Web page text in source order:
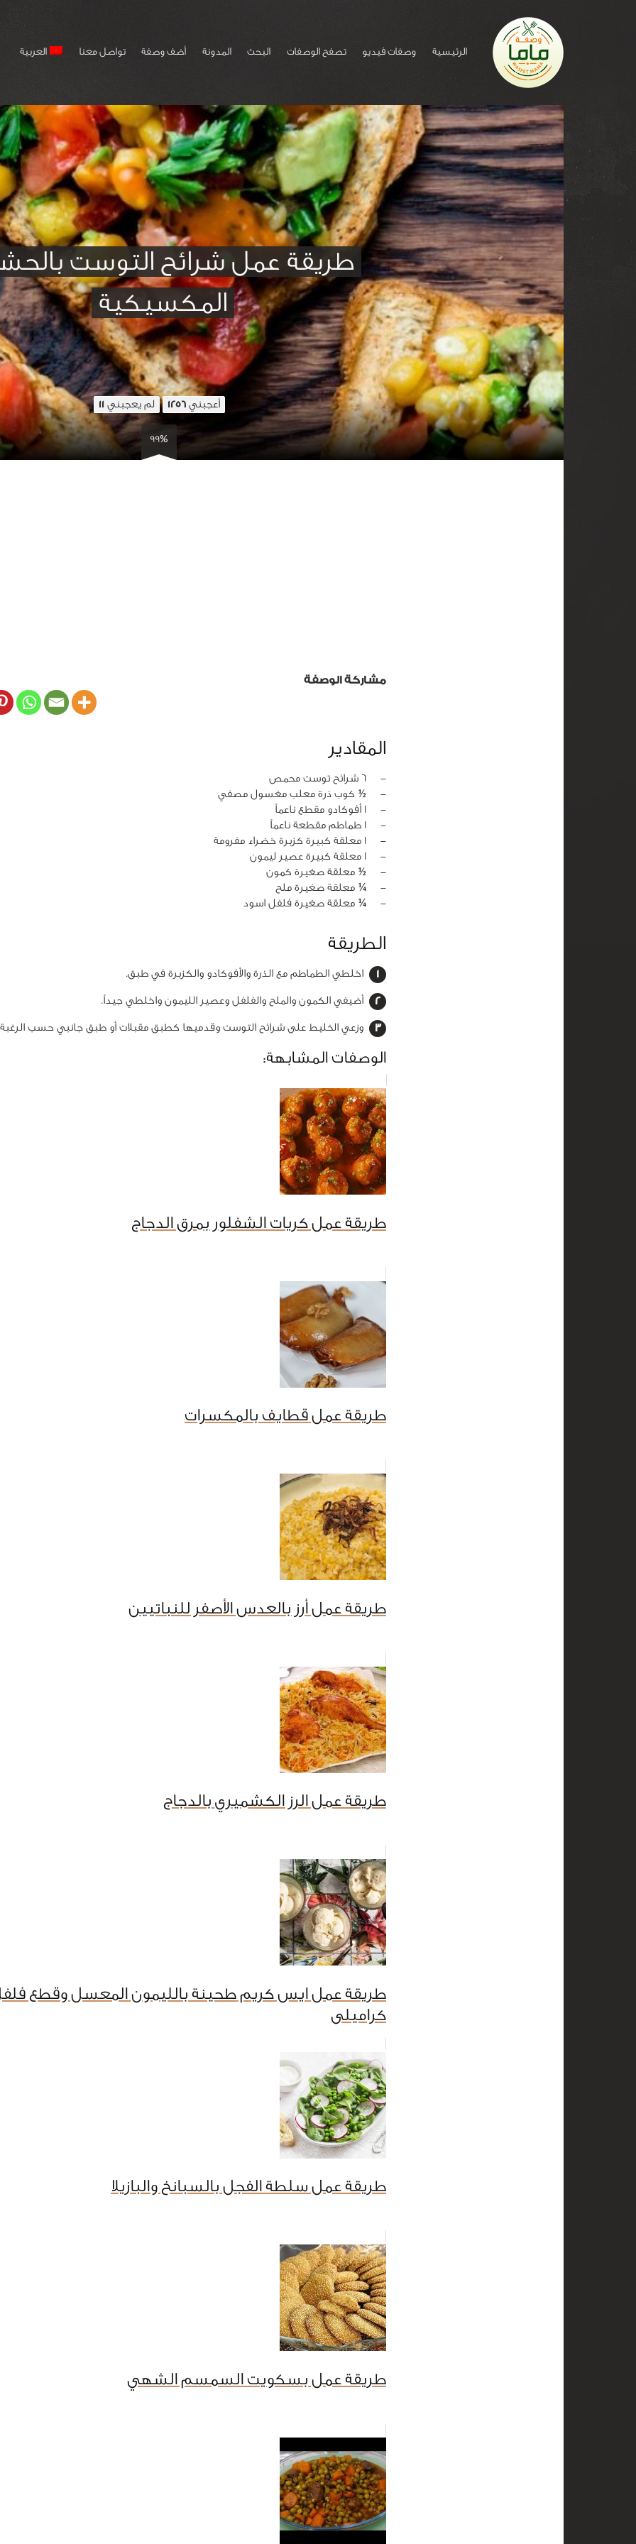
الرئيسية وصفات فيديو تصفح الوصفات البحث المدونة أضف وصفة تواصل معنا العربية
طريقة عمل شرائح التوست
المكسيكية
أعجبني1256 لم يعجبني 11
99%
مشاركة الوصفة
المقادير
‏-
6 شرائح توست محمص
‏-
½ كوب ذرة معلب مغسول مصفي
‏-
1 أفوكادو مقطع ناعماً
‏-
1 طماطم مقطعة ناعماً
‏-
1 معلقة كبيرة كزبرة خضراء مفرومة
‏-
1 معلقة كبيرة عصير ليمون
‏-
½ معلقة صغيرة كمون
‏-
¼ معلقة صغيرة ملح
‏-
¼ معلقة صغيرة فلفل اسود
الطريقة
اخلطي الطماطم مع الذرة والأفوكادو والكزبرة في طبق.
أضيفي الكمون والملح والفلفل وعصير الليمون واخلطي جيداً.
وزعي الخليط على شرائح التوست وقدميها كطبق مقبلات أو طبق جانبي حسب
الوصفات المشابهة:
طريقة عمل كريات الشفلور بمرق الدجاج
طريقة عمل قطايف بالمكسرات
طريقة عمل أرز بالعدس الأصفر للنباتيين
طريقة عمل الرز الكشميري بالدجاج
طريقة عمل ايس كريم طحينة بالليمون المعسل وقطع
كراميلى
طريقة عمل سلطة الفجل بالسبانخ والبازيلا
طريقة عمل بسكويت السمسم الشهي